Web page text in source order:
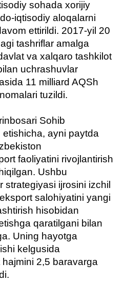
sohada xorijiy
iqtisodiy aloqalarni
ettirildi. 2017-yil 20
tashriflar amalga
va xalqaro tashkilot
uchrashuvlar
11 milliard AQSh
tuzildi.
Sohib
ayni paytda
faoliyatini rivojlantirish
Ushbu
strategiyasi ijrosini izchil
salohiyatini yangi
hisobidan
qaratilgani bilan
Uning hayotga
kelgusida
2,5 baravarga